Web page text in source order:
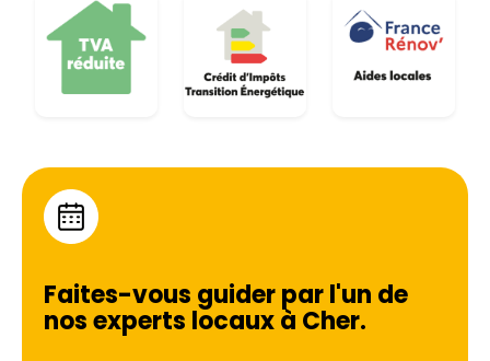
Faites-vous guider par l'un de
nos experts locaux à Cher.